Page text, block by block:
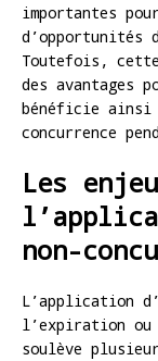
importantes
Toutefois,
des avantages
bénéficie ainsi
concurrence
Les
non-
L’application
l’expiration
soulève